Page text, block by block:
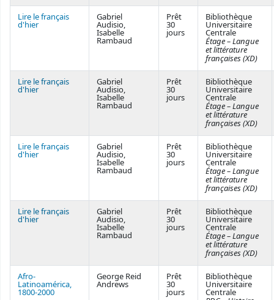
Lire le français
d'hier
Gabriel
Audisio,
Isabelle
Rambaud
Prêt
30
jours
Bibliothèque
Universitaire
Centrale
Étage – Langue
et littérature
françaises (XD)
Lire le français
d'hier
Gabriel
Audisio,
Isabelle
Rambaud
Prêt
30
jours
Bibliothèque
Universitaire
Centrale
Étage – Langue
et littérature
françaises (XD)
Lire le français
d'hier
Gabriel
Audisio,
Isabelle
Rambaud
Prêt
30
jours
Bibliothèque
Universitaire
Centrale
Étage – Langue
et littérature
françaises (XD)
Lire le français
d'hier
Gabriel
Audisio,
Isabelle
Rambaud
Prêt
30
jours
Bibliothèque
Universitaire
Centrale
Étage – Langue
et littérature
françaises (XD)
Afro-
Latinoamérica,
1800-2000
George Reid
Andrews
Prêt
30
jours
Bibliothèque
Universitaire
Centrale